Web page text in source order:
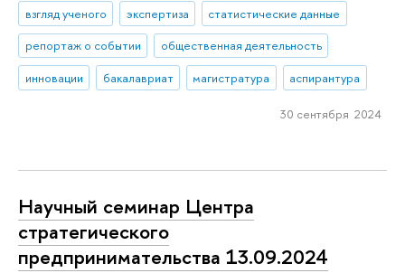
взгляд ученого
экспертиза
статистические данные
репортаж о событии
общественная деятельность
инновации
бакалавриат магистратура аспирантура
30 сентября 2024
Научный семинар Центра
стратегического
предпринимательства 13.09.2024